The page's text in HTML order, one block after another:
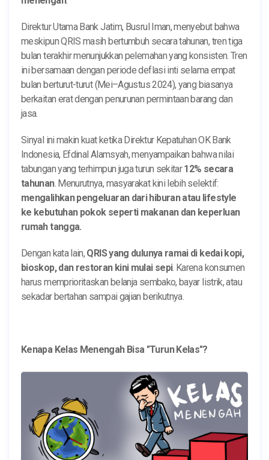
Direktur Utama Bank Jatim, Busrul Iman, menyebut bahwa
meskipun QRIS masih bertumbuh secara tahunan, tren tiga
bulan terakhir menunjukkan pelemahan yang konsisten. Tren
ini bersamaan dengan periode deflasi inti selama empat
bulan berturut-turut (Mei–Agustus 2024), yang biasanya
berkaitan erat dengan penurunan permintaan barang dan
jasa.
Sinyal ini makin kuat ketika Direktur Kepatuhan OK Bank
Indonesia, Efdinal Alamsyah, menyampaikan bahwa nilai
tabungan yang terhimpun juga turun sekitar12% secara
tahunan. Menurutnya, masyarakat kini lebih selektif:
mengalihkan pengeluaran dari hiburan atau lifestyle
ke kebutuhan pokok seperti makanan dan keperluan
rumah tangga.
Dengan kata lain, QRIS yang dulunya ramai di kedai kopi,
bioskop, dan restoran kini mulai sepi. Karena konsumen
harus memprioritaskan belanja sembako, bayar listrik, atau
sekadar bertahan sampai gajian berikutnya.
Kenapa Kelas Menengah Bisa "Turun Kelas"?